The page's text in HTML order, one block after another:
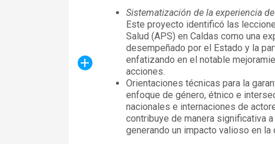
Sistematización de la experiencia
Este proyecto identificó las
Salud (APS) en Caldas como una
desempeñado por el Estado y la
enfatizando en el notable
acciones.
Orientaciones técnicas para la
enfoque de género, étnico e
nacionales e internaciones de
contribuye de manera significativa
generando un impacto valioso en